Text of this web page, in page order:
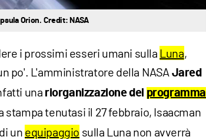
Orion. Credit: NASA
i prossimi esseri umani sulla Luna,
po'. L'amministratore della NASA Jared
una riorganizzazione del programma
stampa tenutasi il 27 febbraio, Isaacman
un equipaggio sulla Luna non avverrà